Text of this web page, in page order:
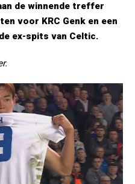
de winnende treffer
voor KRC Genk en een
ex-spits van Celtic.